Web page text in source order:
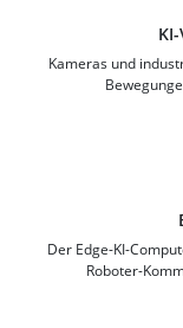
Kameras und
Der Edge-KI-
Roboter-